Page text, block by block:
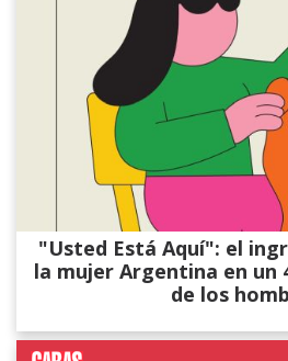
"Usted Está Aquí": el
la mujer Argentina en un
de los